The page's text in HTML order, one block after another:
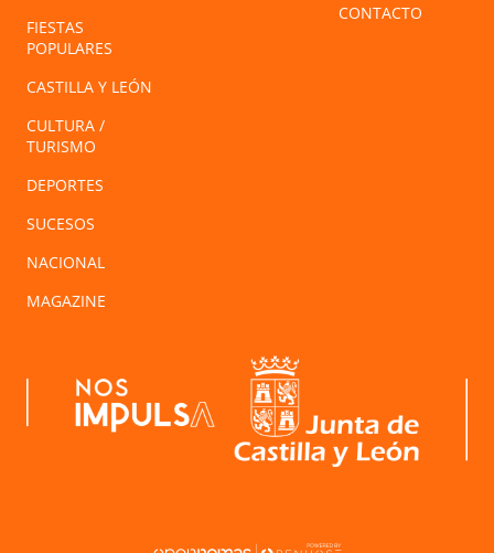
FIESTAS
POPULARES
CASTILLA Y LEÓN
CULTURA /
TURISMO
DEPORTES
SUCESOS
NACIONAL
MAGAZINE
CONTACTO